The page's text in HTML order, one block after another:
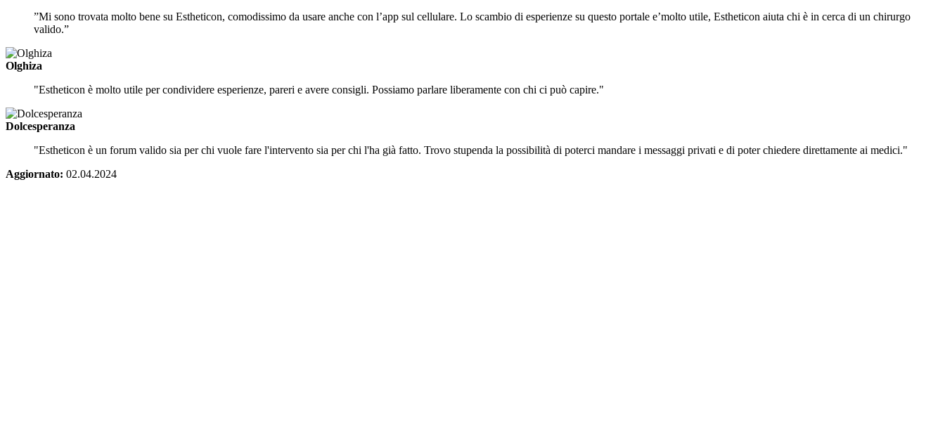
”Mi sono trovata molto bene su Estheticon, comodissimo da usare anche con l’app sul cellulare. Lo scambio di esperienze su questo portale e’molto utile, Estheticon aiuta chi è in cerca di un chirurgo
valido.”
Olghiza
"Estheticon è molto utile per condividere esperienze, pareri e avere consigli. Possiamo parlare liberamente con chi ci può capire."
Dolcesperanza
"Estheticon è un forum valido sia per chi vuole fare l'intervento sia per chi l'ha già fatto. Trovo stupenda la possibilità di poterci mandare i messaggi privati e di poter chiedere direttamente ai medici."
Aggiornato: 02.04.2024